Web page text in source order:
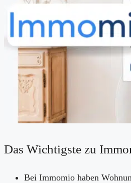
Das Wichtigste zu
Bei Immomio haben